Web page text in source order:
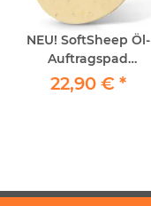
NEU! SoftSheep Öl-
Auftragspad
Pflegepad 4 Stück
22,90 € *